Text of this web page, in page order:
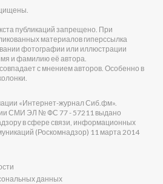
публикаций запрещено. При
материалов гиперссылка
фотографии или иллюстрации
и фамилию её автора.
с мнением авторов. Особенно в
«Интернет-журнал Сиб.фм».
СМИ ЭЛ № ФС 77 - 57211 выдано
в сфере связи, информационных
(Роскомнадзор) 11 марта 2014
данных